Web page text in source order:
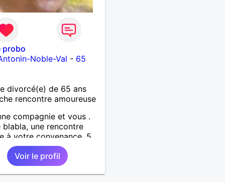
probo
Noble-Val - 65
divorcé(e) de 65 ans
rencontre amoureuse
compagnie et vous .
blabla, une rencontre
à votre convenance, 5
ou l"après midi, vous
être certaine que je
sorte que vous soyez
ce moment que nous
Voir le profil